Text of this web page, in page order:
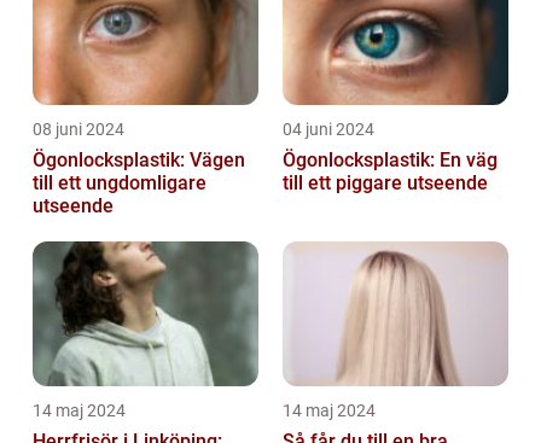
08 juni 2024
Ögonlocksplastik: Vägen
till ett ungdomligare
utseende
04 juni 2024
Ögonlocksplastik: En väg
till ett piggare utseende
14 maj 2024 14 maj 2024